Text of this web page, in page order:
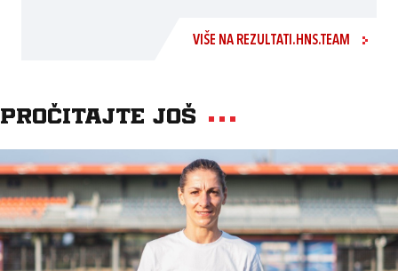
VIŠE NA REZULTATI.HNS.TEAM
Pročitajte još